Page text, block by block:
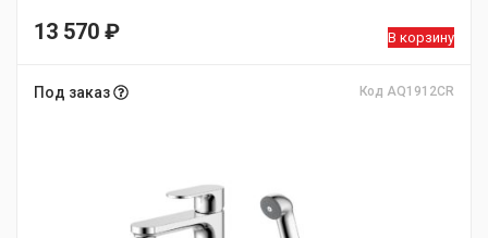
13 570 ₽ В корзину
Под заказ Код AQ1912CR